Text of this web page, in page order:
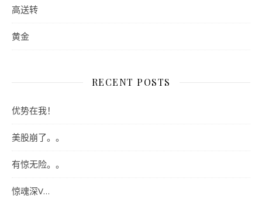
高送转
黄金
RECENT POSTS
优势在我！
美股崩了。。
有惊无险。。
惊魂深V…